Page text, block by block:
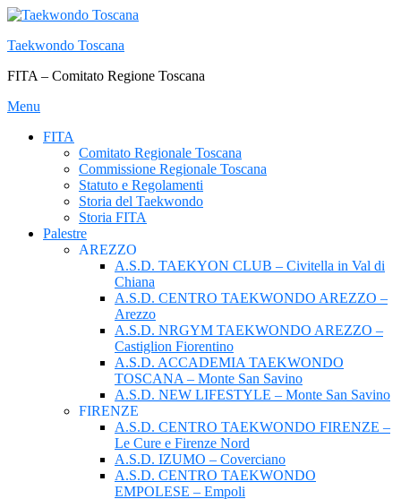
Passa
contenuto
Taekwondo Toscana
FITA – Comitato Regione Toscana
Menu
FITA
Comitato Regionale Toscana
Commissione Regionale Toscana
Statuto e Regolamenti
Storia del Taekwondo
Storia FITA
Palestre
AREZZO
A.S.D. TAEKYON CLUB – Civitella in Val di
Chiana
A.S.D. CENTRO TAEKWONDO AREZZO –
Arezzo
A.S.D. NRGYM TAEKWONDO AREZZO –
Castiglion Fiorentino
A.S.D. ACCADEMIA TAEKWONDO
TOSCANA – Monte San Savino
A.S.D. NEW LIFESTYLE – Monte San Savino
FIRENZE
A.S.D. CENTRO TAEKWONDO FIRENZE –
Le Cure e Firenze Nord
A.S.D. IZUMO – Coverciano
A.S.D. CENTRO TAEKWONDO
EMPOLESE – Empoli